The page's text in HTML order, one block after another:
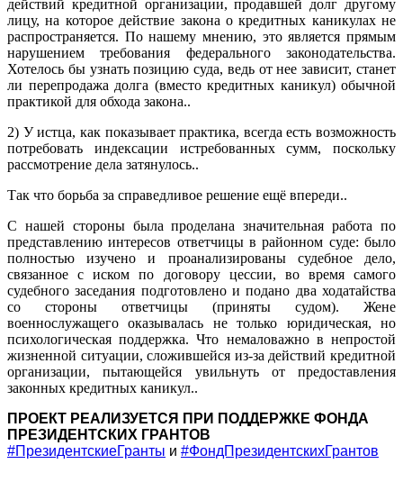
действий кредитной организации, продавшей долг другому
лицу, на которое действие закона о кредитных каникулах не
распространяется. По нашему мнению, это является прямым
нарушением требования федерального законодательства.
Хотелось бы узнать позицию суда, ведь от нее зависит, станет
ли перепродажа долга (вместо кредитных каникул) обычной
практикой для обхода закона..
2) У истца, как показывает практика, всегда есть возможность
потребовать индексации истребованных сумм, поскольку
рассмотрение дела затянулось..
Так что борьба за справедливое решение ещё впереди..
С нашей стороны была проделана значительная работа по
представлению интересов ответчицы в районном суде: было
полностью изучено и проанализированы судебное дело,
связанное с иском по договору цессии, во время самого
судебного заседания подготовлено и подано два ходатайства
со стороны ответчицы (приняты судом). Жене
военнослужащего оказывалась не только юридическая, но
психологическая поддержка. Что немаловажно в непростой
жизненной ситуации, сложившейся из-за действий кредитной
организации, пытающейся увильнуть от предоставления
законных кредитных каникул..
ПРОЕКТ РЕАЛИЗУЕТСЯ ПРИ ПОДДЕРЖКЕ ФОНДА
ПРЕЗИДЕНТСКИХ ГРАНТОВ
#ПрезидентскиеГранты и #ФондПрезидентскихГрантов